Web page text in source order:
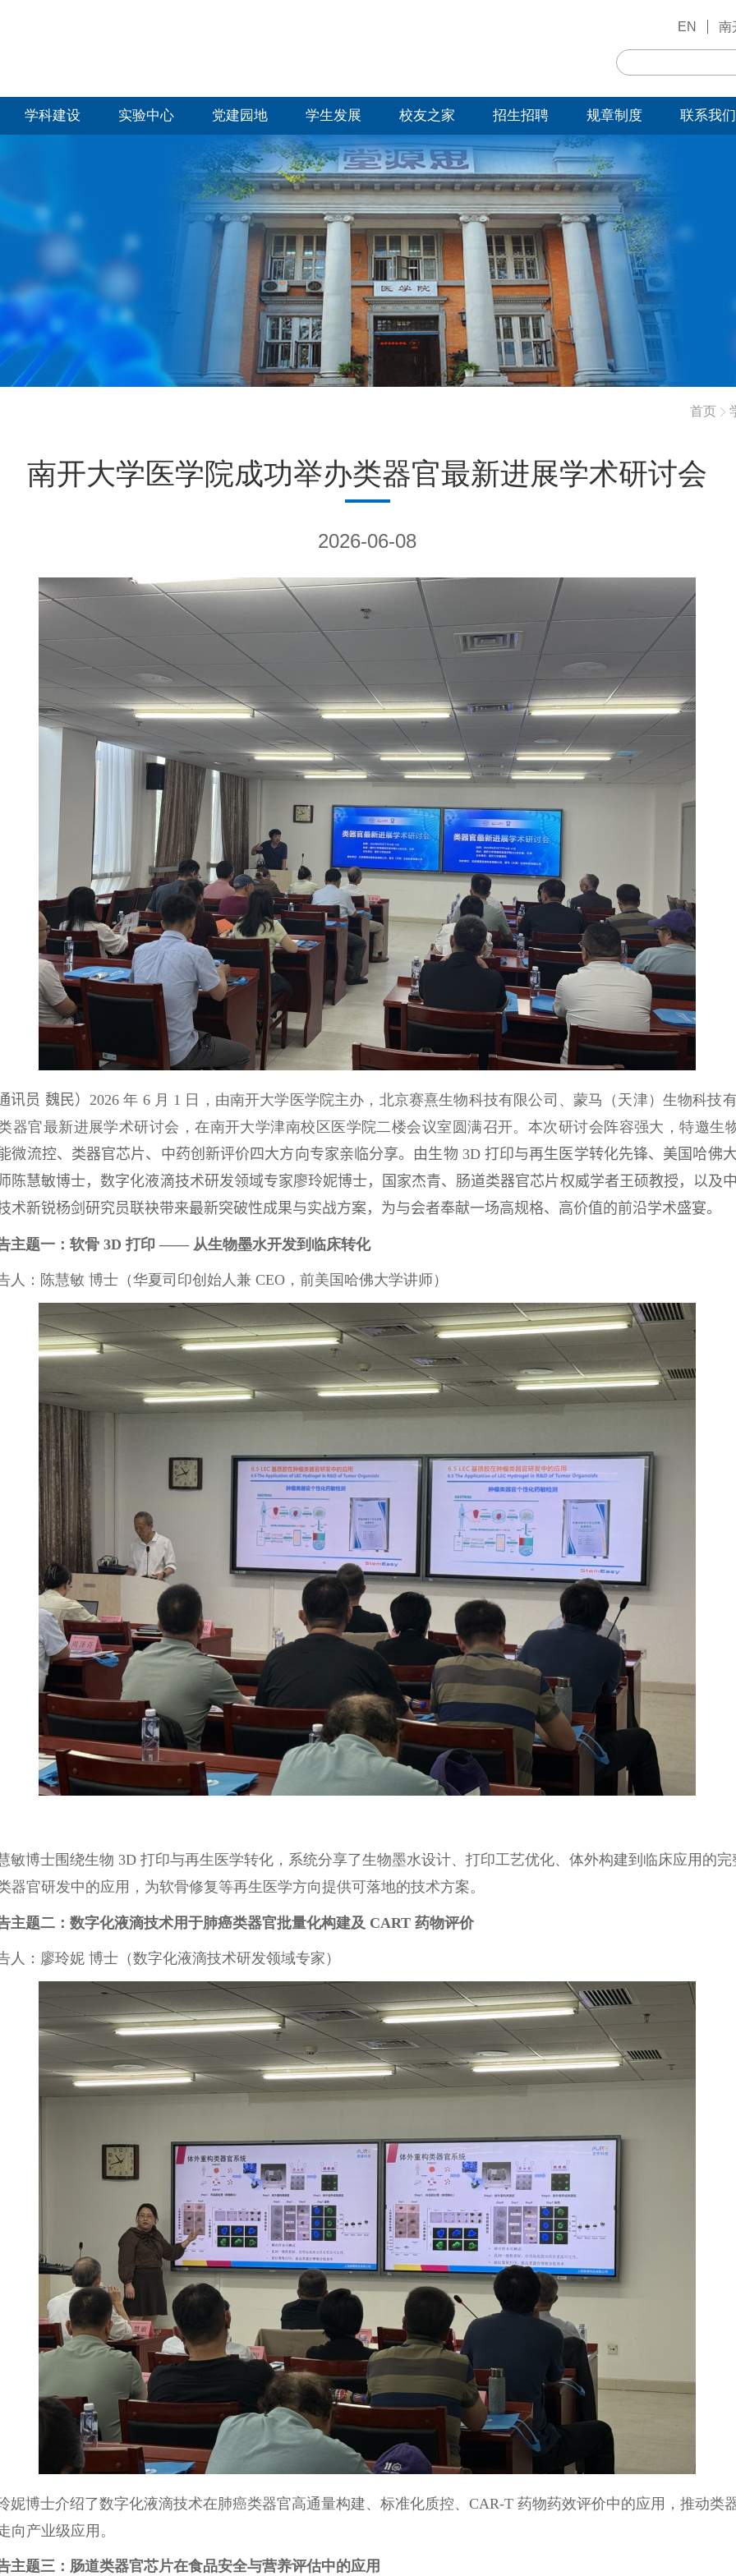
EN 南
学科建设 实验中心 党建园地 学生发展 校友之家 招生招聘 规章制度 联系我们
首页
南开大学医学院成功举办类器官最新进展学术研讨会
2026-06-08
讯员 魏民）2026年 6 月 1 日，由南开大学医学院主办，北京赛熹生物科技有限公司、蒙马（天津）生物科技
器官最新进展学术研讨会，在南开大学津南校区医学院二楼会议室圆满召开。本次研讨会阵容强大，特邀生
微流控、类器官芯片、中药创新评价四大方向专家亲临分享。 由生物 3D 打印与再生医学转化先锋、美国哈佛
陈慧敏博士 ， 数字化液滴技术研发领域专家廖玲妮博士 ， 国家杰青、肠道类器官芯片权威学者王硕教授 ，
以及
术新锐杨剑研究员联袂带来最新突破性成果与实战方案，为与会者奉献一场高规格、高价值的前沿学术盛宴。
主题一：软骨 3D 打印 —— 从生物墨水开发到临床转化
人：陈慧敏 博士（华夏司印创始人兼 CEO，前美国哈佛大学讲师）
敏博士围绕生物 3D 打印与再生医学转化，系统分享了生物墨水设计、打印工艺优化、体外构建到临床应用的完
器官研发中的应用，为软骨修复等再生医学方向提供可落地的技术方案。
主题二：数字化液滴技术用于肺癌类器官批量化构建及 CART 药物评价
人：廖玲妮 博士（数字化液滴技术研发领域专家）
妮博士介绍了数字化液滴技术在肺癌类器官高通量构建、标准化质控、 CAR-T 药物药效评价中的应用，推动类
向产业级应用。
主题三：肠道类器官芯片在食品安全与营养评估中的应用